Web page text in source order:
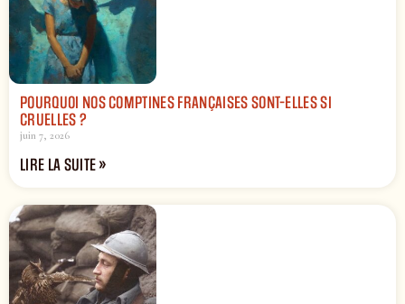
POURQUOI NOS COMPTINES FRANÇAISES SONT-ELLES SI
CRUELLES ?
juin 7, 2026
LIRE LA SUITE »